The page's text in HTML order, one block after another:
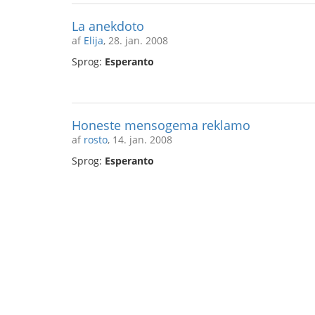
La anekdoto
af Elija, 28. jan. 2008
Sprog: Esperanto
Honeste mensogema reklamo
af rosto, 14. jan. 2008
Sprog: Esperanto